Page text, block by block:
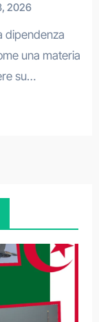
2026
dipendenza
una materia
su…